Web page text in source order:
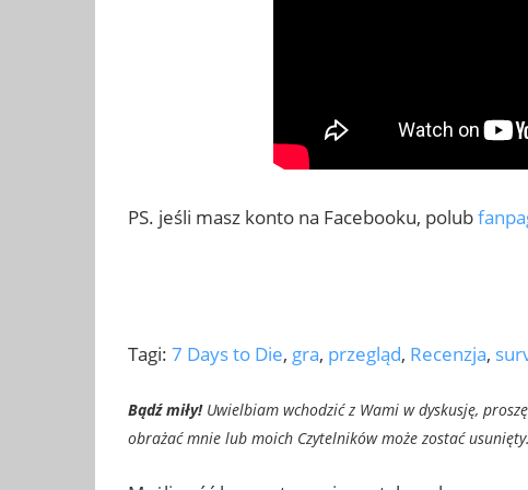
PS. jeśli masz konto na Facebooku, polub
Tagi: 7 Days to Die, gra, przegląd, Recenzja,
Bądź miły!Uwielbiam wchodzić z Wami w dyskusję,
obrażać mnie lub moich Czytelników może zostać